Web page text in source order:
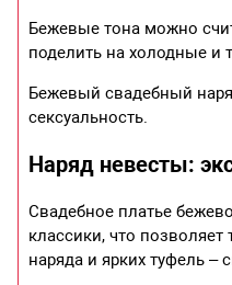
Бежевые тона можно
поделить на холодные и
Бежевый свадебный
сексуальность.
Наряд невесты:
Свадебное платье
классики, что
наряда и ярких туфель –